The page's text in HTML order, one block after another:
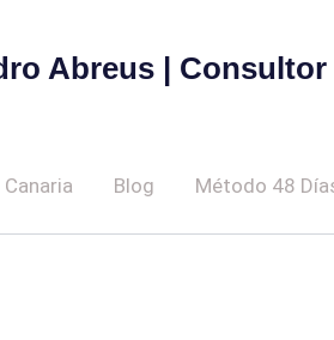
Abreus |
Blog Método 48